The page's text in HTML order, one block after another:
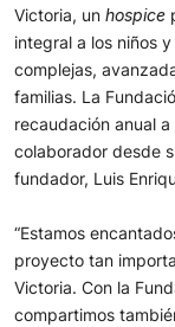
Victoria, un hospice
integral a los niños
complejas,
familias. La
recaudación anual
colaborador desde
fundador, Luis
“Estamos
proyecto tan
Victoria. Con la
compartimos